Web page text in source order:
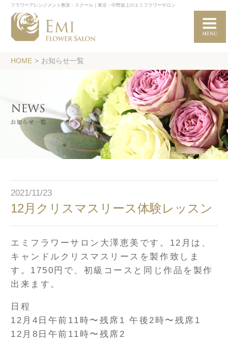
フラワーアレンジメント教室・スクール｜東京・中野坂上のエミフラワーサロン
HOME > お知らせ一覧
2021/11/23
12月クリスマスリース体験レッスン
エミフラワーサロン大澤恵美です。12月は、
キャンドルクリスマスリースを製作致しま
す。1750円で、初級コースと同じ作品を製作
出来ます。
日程
12月4日午前11時〜残席1 午後2時〜残席1
12月8日午前11時〜残席2